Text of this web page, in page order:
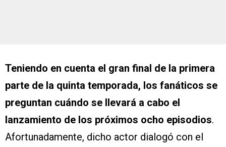
Teniendo en cuenta el gran final de la primera
parte de la quinta temporada, los fanáticos se
preguntan cuándo se llevará a cabo el
lanzamiento de los próximos ocho episodios.
Afortunadamente, dicho actor dialogó con el